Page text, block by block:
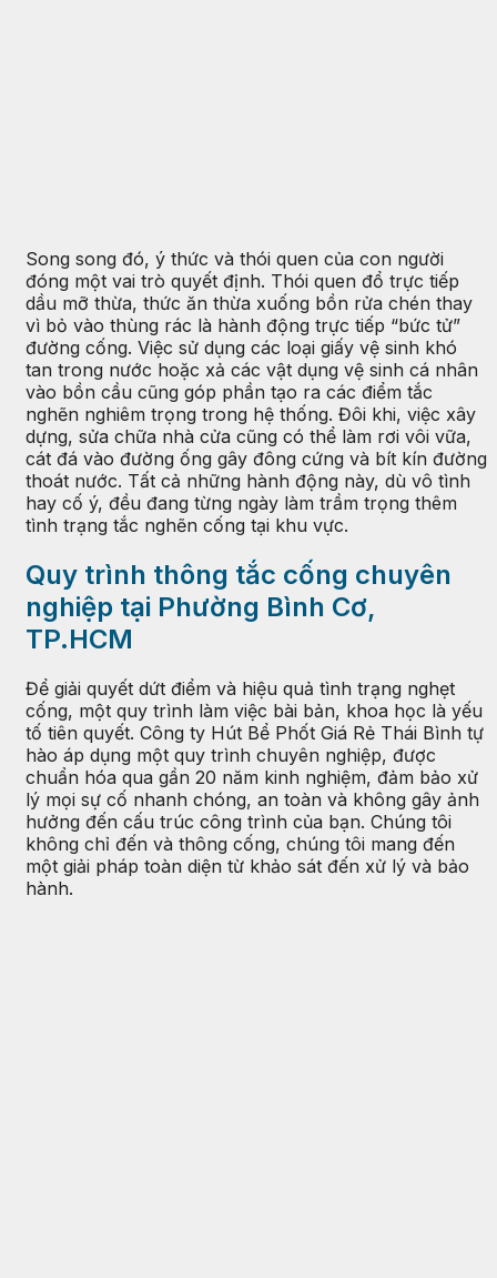
Song song đó, ý thức và thói quen của con người
đóng một vai trò quyết định. Thói quen đổ trực tiếp
dầu mỡ thừa, thức ăn thừa xuống bồn rửa chén thay
vì bỏ vào thùng rác là hành động trực tiếp “bức tử”
đường cống. Việc sử dụng các loại giấy vệ sinh khó
tan trong nước hoặc xả các vật dụng vệ sinh cá nhân
vào bồn cầu cũng góp phần tạo ra các điểm tắc
nghẽn nghiêm trọng trong hệ thống. Đôi khi, việc xây
dựng, sửa chữa nhà cửa cũng có thể làm rơi vôi vữa,
cát đá vào đường ống gây đông cứng và bít kín đường
thoát nước. Tất cả những hành động này, dù vô tình
hay cố ý, đều đang từng ngày làm trầm trọng thêm
tình trạng tắc nghẽn cống tại khu vực.
Quy trình thông tắc cống chuyên
nghiệp tại Phường Bình Cơ,
TP.HCM
Để giải quyết dứt điểm và hiệu quả tình trạng nghẹt
cống, một quy trình làm việc bài bản, khoa học là yếu
tố tiên quyết. Công ty Hút Bể Phốt Giá Rẻ Thái Bình tự
hào áp dụng một quy trình chuyên nghiệp, được
chuẩn hóa qua gần 20 năm kinh nghiệm, đảm bảo xử
lý mọi sự cố nhanh chóng, an toàn và không gây ảnh
hưởng đến cấu trúc công trình của bạn. Chúng tôi
không chỉ đến và thông cống, chúng tôi mang đến
một giải pháp toàn diện từ khảo sát đến xử lý và bảo
hành.